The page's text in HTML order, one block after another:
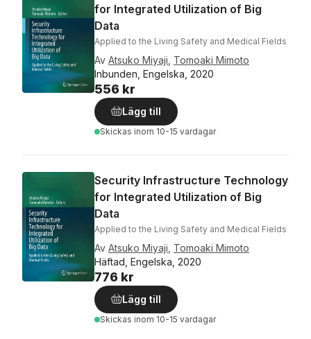
for Integrated Utilization of Big
Data
Applied to the Living Safety and Medical Fields
Av Atsuko Miyaji Tomoaki Mimoto
Inbunden, Engelska, 2020
556 kr
Lägg till
Skickas inom 10-15 vardagar
Security Infrastructure Technology
for Integrated Utilization of Big
Data
Applied to the Living Safety and Medical Fields
Av Atsuko Miyaji Tomoaki Mimoto
Häftad, Engelska, 2020
776 kr
Lägg till
Skickas inom 10-15 vardagar